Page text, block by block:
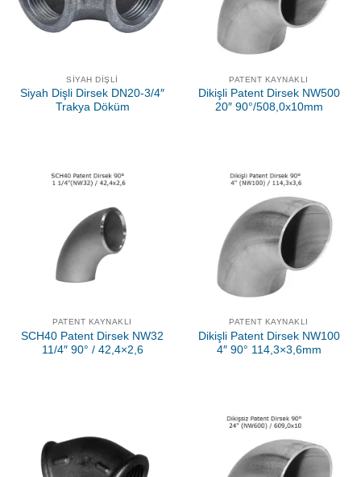
SIYAH DIŞLI
Siyah Dişli Dirsek DN20-3/4″
Trakya Döküm
PATENT KAYNAKLI
Dikişli Patent Dirsek NW500
20″ 90°/508,0x10mm
PATENT KAYNAKLI
SCH40 Patent Dirsek NW32
11/4″ 90° / 42,4×2,6
PATENT KAYNAKLI
Dikişli Patent Dirsek NW100
4″ 90° 114,3×3,6mm